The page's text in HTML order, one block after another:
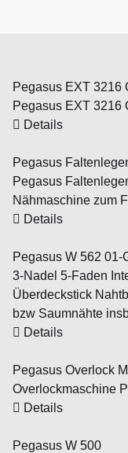
Pegasus EXT 3216
Pegasus EXT 3216
Details
Pegasus
Pegasus
Nähmaschine zum
Details
Pegasus W 562
3-Nadel 5-Faden
Überdeckstick
bzw Saumnähte
Details
Pegasus Overlock
Overlockmaschine
Details
Pegasus W 500